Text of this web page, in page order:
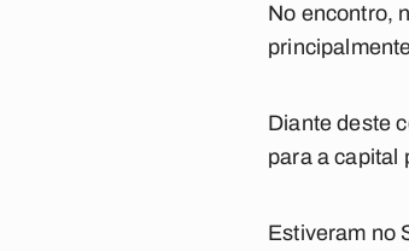
No encontro,
Diante deste
para a capital
Estiveram no